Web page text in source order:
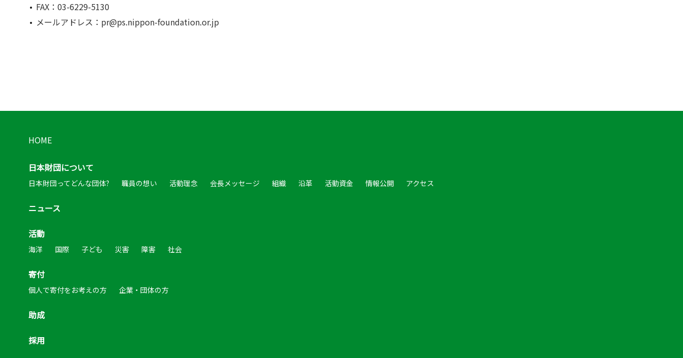
FAX：03-6229-5130
メールアドレス：pr@ps.nippon-foundation.or.jp
HOME
日本財団について
日本財団ってどんな団体? 職員の想い 活動理念 会長メッセージ 組織 沿革 活動資金 情報公開 アクセス
ニュース
活動
海洋 国際 子ども 災害 障害 社会
寄付
個人で寄付をお考えの方 企業・団体の方
助成
採用